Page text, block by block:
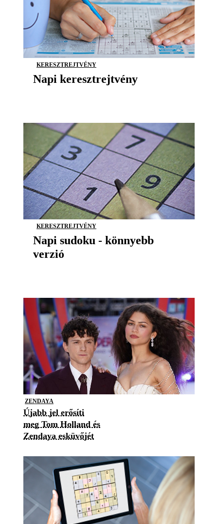
KERESZTREJTVÉNY
Napi keresztrejtvény
KERESZTREJTVÉNY
Napi sudoku - könnyebb
verzió
ZENDAYA
Újabb jel erősíti
meg Tom Holland és
Zendaya esküvőjét